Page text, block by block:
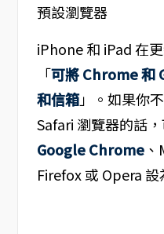
iPhone 和 iPad 在
「可將 Chrome 和
和信箱」。如果你
Safari 瀏覽器的話
Google Chrome、
Firefox 或 Opera 設